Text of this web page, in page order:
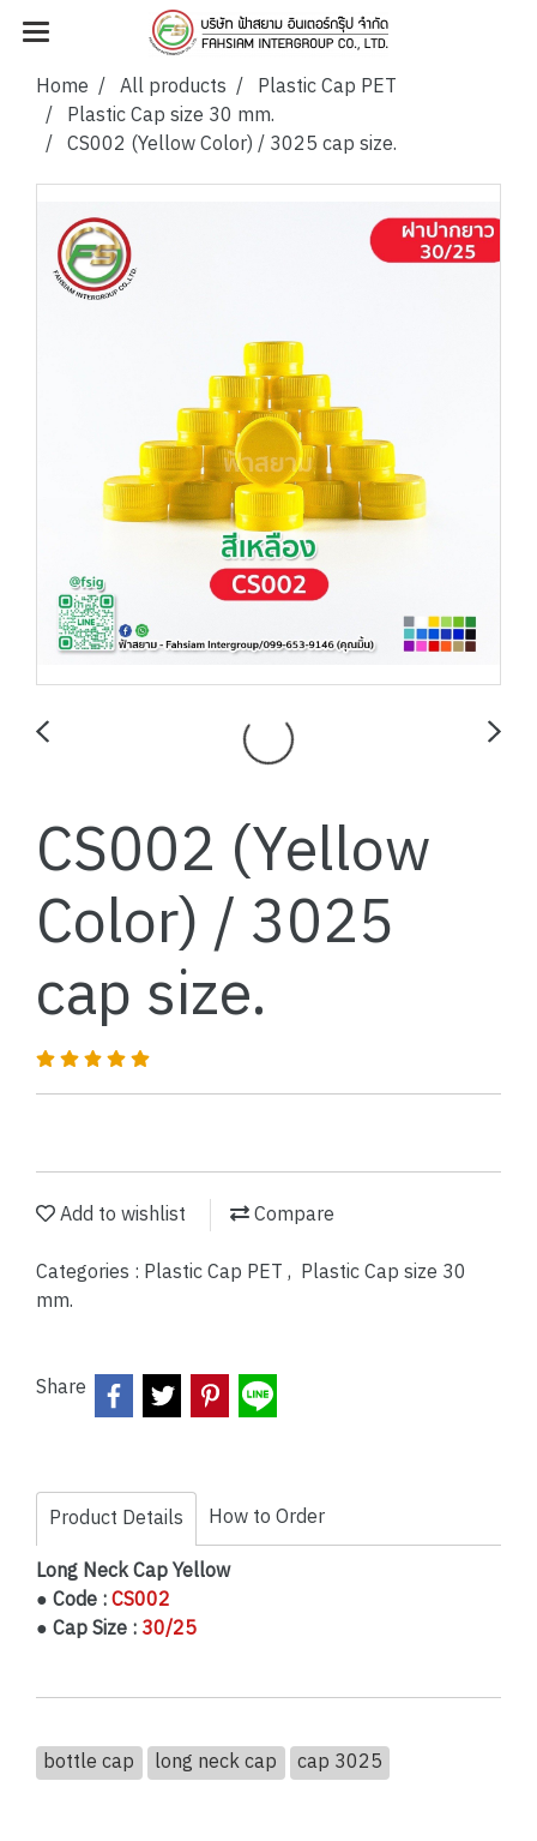
Home All products
Plastic Cap PET
Plastic Cap size 30 mm.
CS002 (Yellow Color) / 3025 cap size.
CS002 (Yellow
Color) / 3025
cap size.
Add to wishlist
Compare
Categories : Plastic Cap PET, Plastic Cap size 30
mm.
Share
Product Details
How to Order
Long Neck Cap Yellow
● Code :CS002
● Cap Size :30/25
bottle cap long neck cap cap 3025